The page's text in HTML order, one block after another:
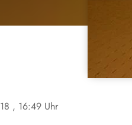
, 16:49 Uhr